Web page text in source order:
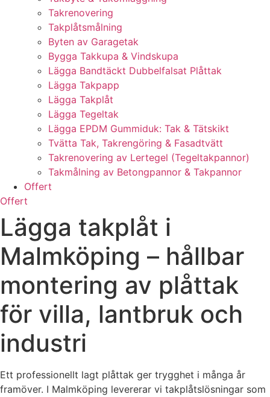
Takrenovering
Takplåtsmålning
Byten av Garagetak
Bygga Takkupa & Vindskupa
Lägga Bandtäckt Dubbelfalsat Plåttak
Lägga Takpapp
Lägga Takplåt
Lägga Tegeltak
Lägga EPDM Gummiduk: Tak & Tätskikt
Tvätta Tak, Takrengöring & Fasadtvätt
Takrenovering av Lertegel (Tegeltakpannor)
Takmålning av Betongpannor & Takpannor
Offert
Offert
Lägga takplåt i
Malmköping – hållbar
montering av plåttak
för villa, lantbruk och
industri
Ett professionellt lagt plåttak ger trygghet i många år
framöver. I Malmköping levererar vi takplåtslösningar som